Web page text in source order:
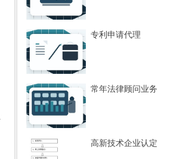
专利申请代理
常年法律顾问业务
高新技术企业认定